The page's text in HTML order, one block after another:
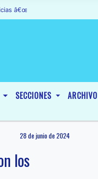
fue declarada
SECCIONES ARCHIVO
28 de junio de 2024
los